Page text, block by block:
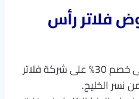
فلاتر رأس
اتصل الآن للحصول على خصم 30% على شركة فلاتر
نسر الخليج.